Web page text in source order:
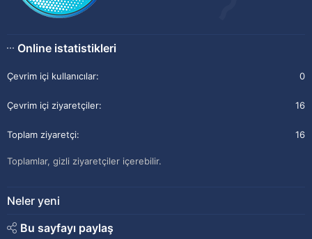
Online istatistikleri
Çevrim içi kullanıcılar 0
Çevrim içi ziyaretçiler 16
Toplam ziyaretçi 16
Toplamlar, gizli ziyaretçiler içerebilir.
Neler yeni
Bu sayfayı paylaş